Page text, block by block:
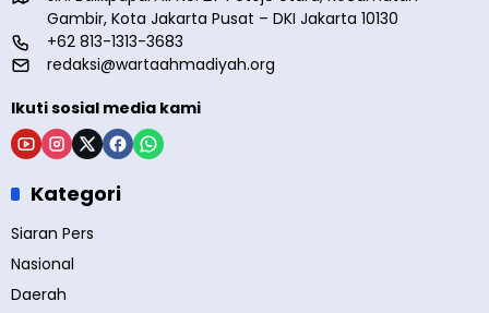
Gambir, Kota Jakarta Pusat – DKI Jakarta 10130
+62 813-1313-3683
redaksi@wartaahmadiyah.org
Ikuti sosial media kami
Kategori
Siaran Pers
Nasional
Daerah